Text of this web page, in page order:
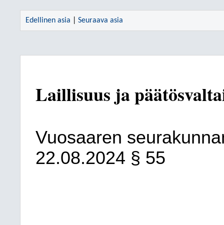
Edellinen asia Seuraava asia
Laillisuus ja
Vuosaaren
22.08.2024 § 55